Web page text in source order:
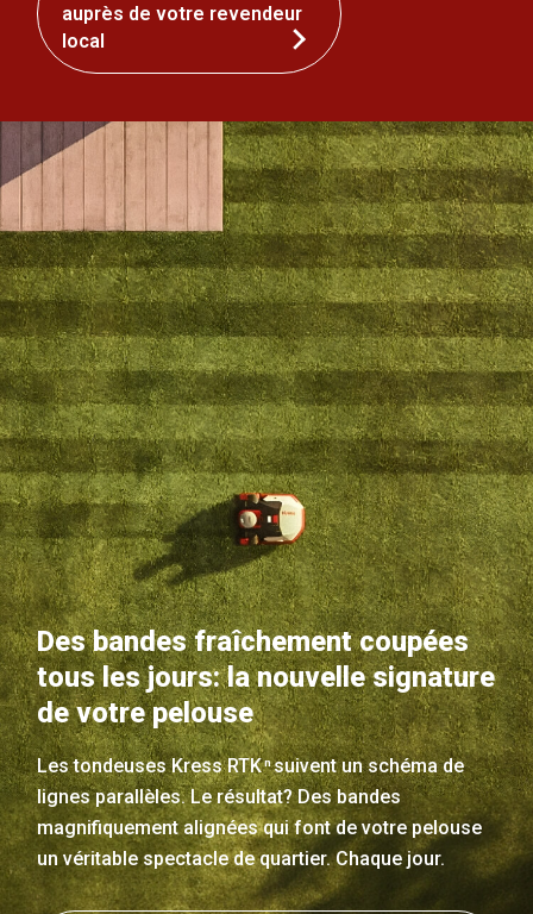
auprès de votre revendeur
local
Des bandes fraîchement coupées
tous les jours: la nouvelle signature
de votre pelouse
Les tondeuses Kress RTK nsuivent un schéma de
lignes parallèles. Le résultat? Des bandes
magnifiquement alignées qui font de votre pelouse
un véritable spectacle de quartier. Chaque jour.